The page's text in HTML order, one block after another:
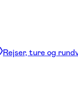
Rejser, ture og